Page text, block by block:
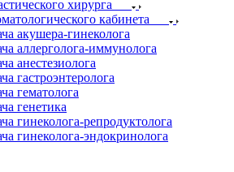
хирурга
кабинета
акушера-гинеколога
аллерголога-иммунолога
анестезиолога
гастроэнтеролога
гематолога
генетика
гинеколога-репродуктолога
гинеколога-эндокринолога